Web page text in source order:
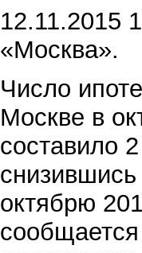
12.11.2015
«Москва».
Число
Москве в
составило
октябрю